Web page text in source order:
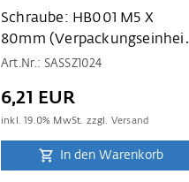
Schraube: HB001 M5 X
80mm (Verpackungseinheit
a 10 Stück)
Art.Nr.: SASSZ1024
6,21 EUR
inkl.19.0% MwSt. zzgl. Versand
In den Warenkorb